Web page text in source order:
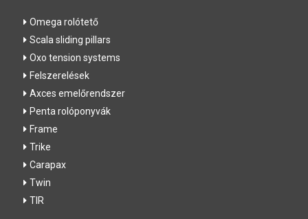
Omega rolótető
Scala sliding pillars
Oxo tension systems
Felszerelések
Axces emelőrendszer
Penta rolóponyvák
Frame
Trike
Carapax
Twin
TIR